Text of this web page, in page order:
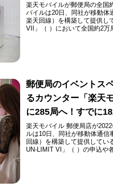
楽天モバイルが郵便局の全国
バイルは20日、同社が移動体
楽天回線）を構築して提供し
VII」（ ）において全国約2万
郵便局のイベントス
るカウンター「楽天
に285局へ！すでに
楽天モバイル 郵便局店が
ルは10日、同社が移動体通信
回線）を構築して提供してい
UN-LIMIT VI」（ ）の申込や